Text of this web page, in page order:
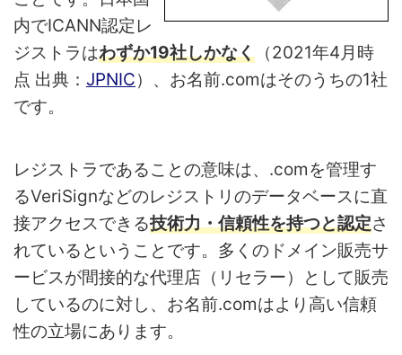
内でICANN認定レ
ジストラはわずか19社しかなく （2021年4月時
点 出典： JPNIC）、お名前.comはそのうちの1社
です。
レジストラであることの意味は、.comを管理す
るVeriSignなどのレジストリのデータベースに直
接アクセスできる技術力・信頼性を持つと認定さ
れているということです。多くのドメイン販売サ
ービスが間接的な代理店（リセラー）として販売
しているのに対し、お名前.comはより高い信頼
性の立場にあります。